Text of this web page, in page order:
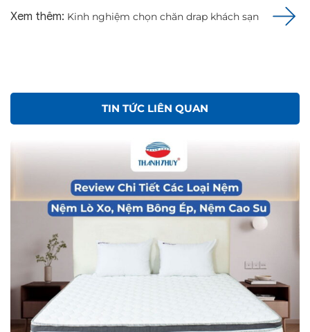
Xem thêm: Kinh nghiệm chọn chăn drap khách sạn
TIN TỨC LIÊN QUAN